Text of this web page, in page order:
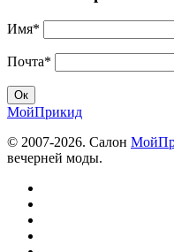
Имя*
Почта*
МойПрикид
© 2007-2026. Салон
вечерней моды.